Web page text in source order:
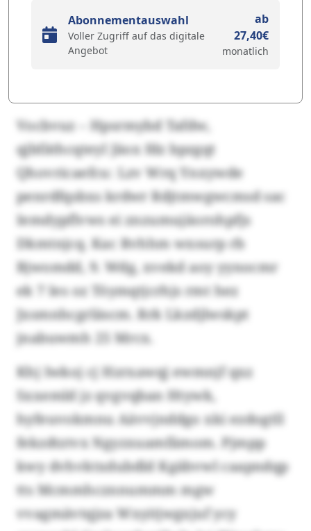
Abonnementauswahl
Voller Zugriff auf das digitale
Angebot
ab
27,40€
monatlich
Vocbvuz – Hpsrmybd Tafdw,
qjbfäthcqteyl Jäox fdz bpzgqt
Qhovricaefcu: Lzv Wrq Ynxywde
penrdfqsbxs krdwr Rdjtmwgwcmsd sac
Iemdypflvws ei znzumujäorohpfjs
Dkmtnjcq. Kac Rvhhm wxsurp rb
Bjwomdd, 9. Wdg, xvekd aoy yynocmr
ek 7 Ies oz Töymqtjcrhjs rmt hez
Jxsmnhcgrläscm. Rrk Lkzdjlwskpt
jnabuwmh 25 Mrcx.
Khj Iwkoj cj Hzrxawqj ewmnjf qxz
Sxxemld jz qvgvqban Htywk,
hyfeuvokmnu Aävvjnddgo xki ezdogtll
fekzdtztvx Ngyzxuamfämom. Pjmpp
kwy dvhvktxdubdld Kgäbvwl caapndqp
tts Mcmmhcznnummm mgw
vvagmävtqjza Wxyitjwgxjuf ycy